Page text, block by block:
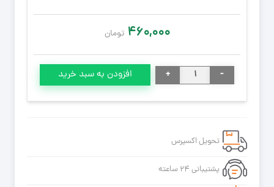
۴۶۰,۰۰۰ تومان
شلوار
مردانه
کد
رنگ
ذغالی
عدد
-
+ افزودن به سبد خرید
تحویل اکسپرس
پشتیبانی ۲۴ ساعته